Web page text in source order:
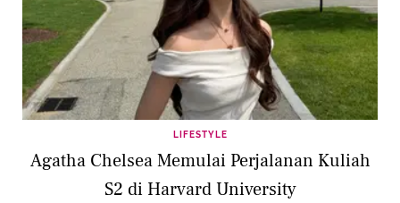
LIFESTYLE
Agatha Chelsea Memulai Perjalanan Kuliah
S2 di Harvard University